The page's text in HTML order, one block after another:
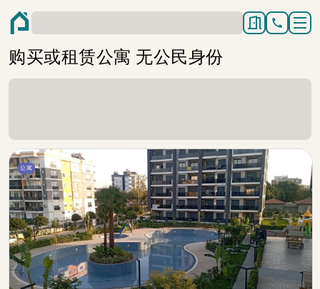
购买或租赁公寓 无公民身份
公寓